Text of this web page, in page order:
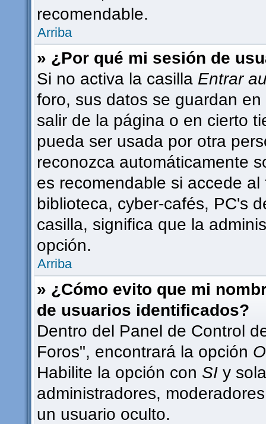
recomendable.
Arriba
» ¿Por qué mi sesión de
Si no activa la casilla Entrar
foro, sus datos se guardan
salir de la página o en cierto
pueda ser usada por otra
reconozca automáticamente
es recomendable si accede
biblioteca, cyber-cafés, PC's
casilla, significa que la
opción.
Arriba
» ¿Cómo evito que mi
de usuarios identificados?
Dentro del Panel de Control
Foros", encontrará la opción
Habilite la opción con SI y
administradores,
un usuario oculto.